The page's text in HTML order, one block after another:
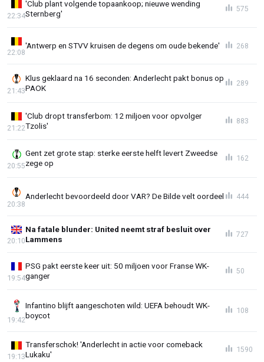
'Club plant volgende topaankoop; nieuwe wending
Sternberg'
22:34
575
'Antwerp en STVV kruisen de degens om oude bekende'
22:08
268
Klus geklaard na 16 seconden: Anderlecht pakt bonus op
PAOK
21:43
289
'Club dropt transferbom: 12 miljoen voor opvolger
Tzolis'
21:22
883
Gent zet grote stap: sterke eerste helft levert Zweedse
zege op
20:55
162
Anderlecht bevoordeeld door VAR? De Bilde velt oordeel
20:38
444
Na fatale blunder: United neemt straf besluit over
Lammens
20:10
727
PSG pakt eerste keer uit: 50 miljoen voor Franse WK-
ganger
19:54
50
Infantino blijft aangeschoten wild: UEFA behoudt WK-
boycot
19:42
108
Transferschok! 'Anderlecht in actie voor comeback
Lukaku'
19:13
1590